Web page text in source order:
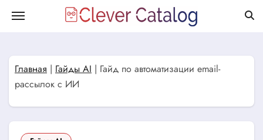
Главная | Гайды AI | Гайд по автоматизации email-
рассылок с ИИ